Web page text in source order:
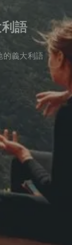
語
的義大利語